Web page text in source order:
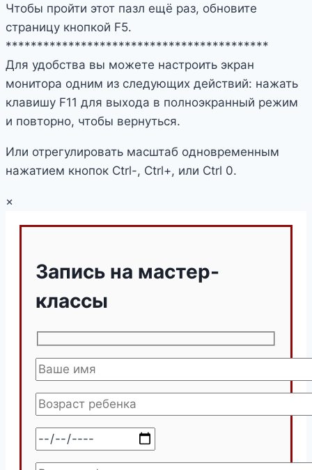
Чтобы пройти этот пазл ещё раз, обновите
страницу кнопкой F5.
******************************************
Для удобства вы можете настроить экран
монитора одним из следующих действий: нажать
клавишу F11 для выхода в полноэкранный режим
и повторно, чтобы вернуться.
Или отрегулировать масштаб одновременным
нажатием кнопок Ctrl-, Ctrl+, или Ctrl 0.
×
Запись на мастер-
классы